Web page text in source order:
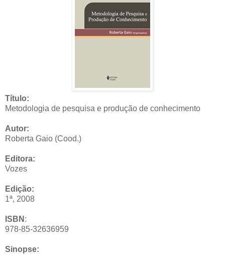
Título:
Metodologia de pesquisa e produção de conhecimento
Autor:
Roberta Gaio (Cood.)
Editora:
Vozes
Edição:
1ª, 2008
ISBN :
978-85-32636959
Sinopse: